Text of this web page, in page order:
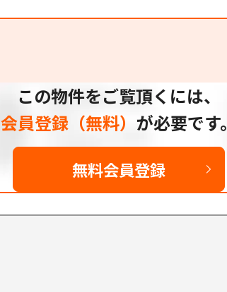
この物件をご覧頂くには、
会員登録（無料） が必要です。
無料会員登録